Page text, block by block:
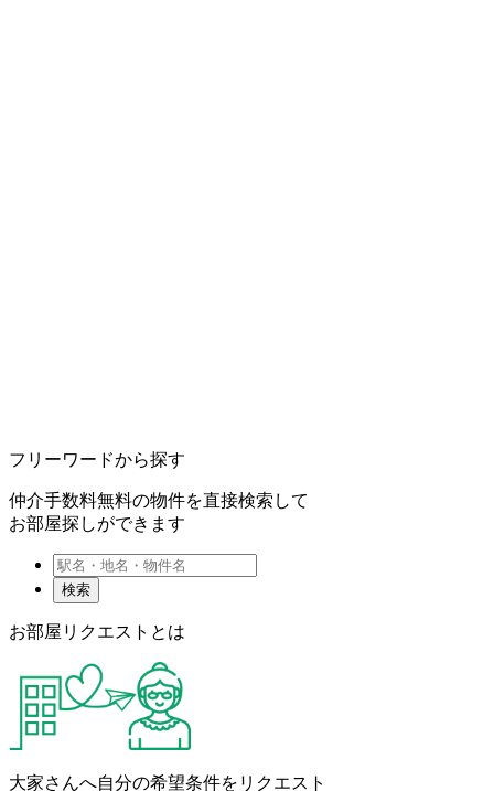
フリーワードから探す
仲介手数料無料の物件を直接検索して
お部屋探しができます
検索
お部屋リクエストとは
大家さんへ自分の希望条件をリクエスト